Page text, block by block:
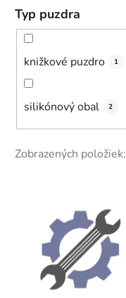
Typ puzdra
knižkové puzdro 1
silikónový obal 2
Zobrazených položiek: